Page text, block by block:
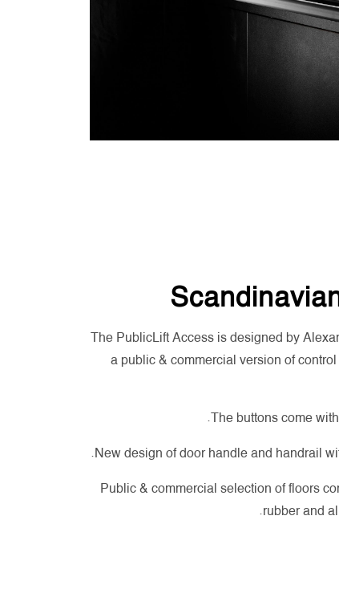
The PublicLift Access is designed by
a public & commercial version of
The buttons come
New design of door handle and handrail
Public & commercial selection of floors
rubber and